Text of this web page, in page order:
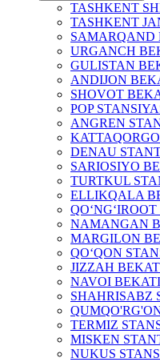
TASHKENT
TASHKENT
SAMARQAND
URGANCH
GULISTAN
ANDIJON
SHOVOT
POP
ANGREN
DENAU
SARIOSIYO
TURTKUL
ELLIKQALA
NAMANGAN
MARGILON
QO‘QON
JIZZAH
NAVOI BEKATI
SHAHRISABZ
TERMIZ
MISKEN
NUKUS